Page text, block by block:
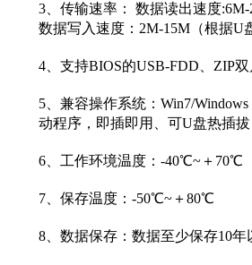
3、传输速率： 数据读出速度
数据写入速度：2M-15M（根据U
4、支持BIOS的USB-FDD、ZIP
5、兼容操作系统：Win7/
动程序，即插即用、可U盘热插
6、工作环境温度：-40℃~＋70℃
7、保存温度：-50℃~＋80℃
8、数据保存：数据至少保存10年